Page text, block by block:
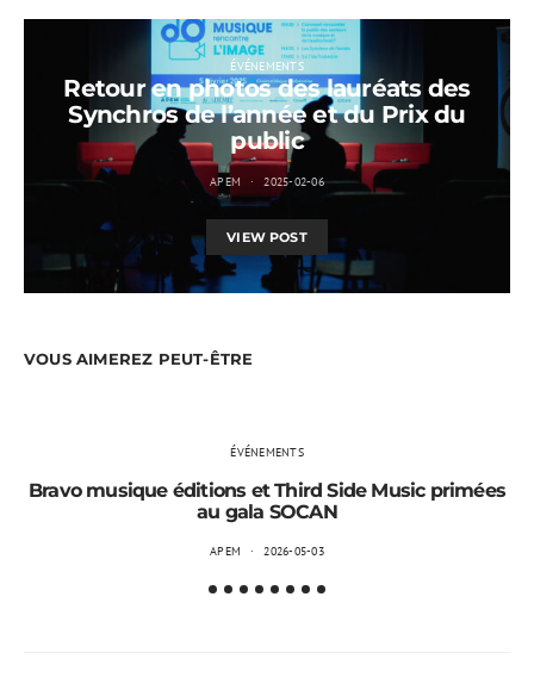
ÉVÉNEMENTS
Retour en photos des lauréats des
Synchros de l’année et du Prix du
public
APEM 2025-02-06
VIEW POST
VOUS AIMEREZ PEUT-ÊTRE
ÉVÉNEMENTS
Bravo musique éditions et Third Side Music primées
au gala SOCAN
APEM 2026-05-03